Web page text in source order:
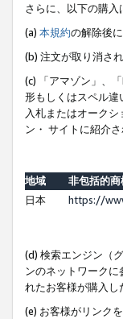
さらに、以下の購
(a) 本規約の解除後
(b) 注文が取り消さ
(c) 「アマゾン」、
形もしくはスペル
入札またはオーク
ン・ サイトに紹介
地域
非包括的商
日本
https://
(d) 検索エンジン（
ンのネットワーク
れたお客様が購入し
(e) お客様がリンク